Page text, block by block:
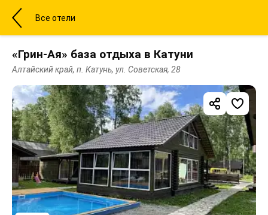
Все отели
«Грин-Ая» база отдыха в Катуни
Алтайский край, п. Катунь, ул. Советская, 28